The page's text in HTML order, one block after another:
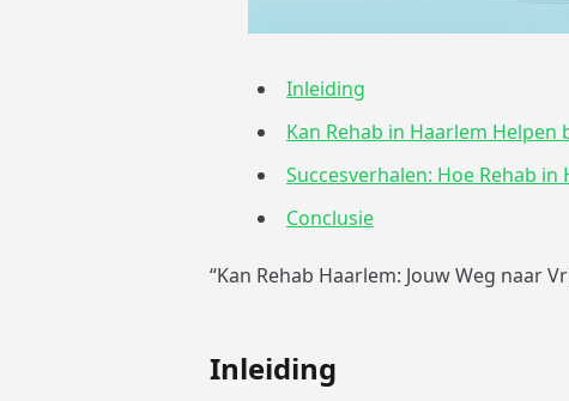
Inleiding
Kan Rehab in Haarlem Helpen
Succesverhalen: Hoe Rehab
Conclusie
“Kan Rehab Haarlem: Jouw Weg naar
Inleiding